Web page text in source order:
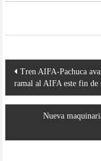
Navegación
de
entradas
Tren AIFA-Pachuca
ramal al AIFA este fin de
Nueva